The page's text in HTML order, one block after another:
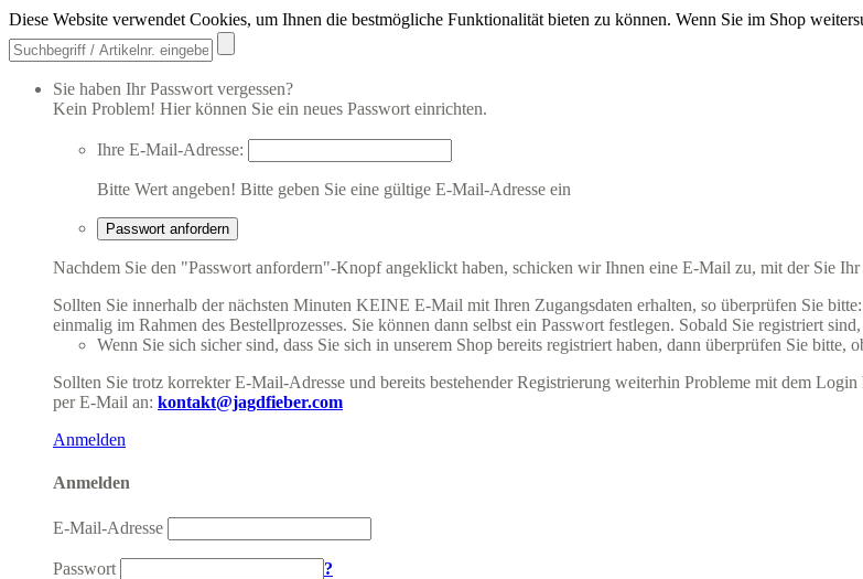
Diese Website verwendet Cookies, um Ihnen die bestmögliche Funktionalität bieten zu können. Wenn Sie im Shop
Sie haben Ihr Passwort vergessen?
Kein Problem! Hier können Sie ein neues Passwort einrichten.
Ihre E-Mail-Adresse:
Bitte Wert angeben! Bitte geben Sie eine gültige E-Mail-Adresse ein
Passwort anfordern
Nachdem Sie den "Passwort anfordern"-Knopf angeklickt haben, schicken wir Ihnen eine E-Mail zu, mit der Sie Ihr
Sollten Sie innerhalb der nächsten Minuten KEINE E-Mail mit Ihren Zugangsdaten erhalten, so überprüfen Sie
einmalig im Rahmen des Bestellprozesses. Sie können dann selbst ein Passwort festlegen. Sobald Sie registriert
Wenn Sie sich sicher sind, dass Sie sich in unserem Shop bereits registriert haben, dann überprüfen Sie
Sollten Sie trotz korrekter E-Mail-Adresse und bereits bestehender Registrierung weiterhin Probleme mit dem
per E-Mail an: kontakt@jagdfieber.com
Anmelden
Anmelden
E-Mail-Adresse
Passwort ?